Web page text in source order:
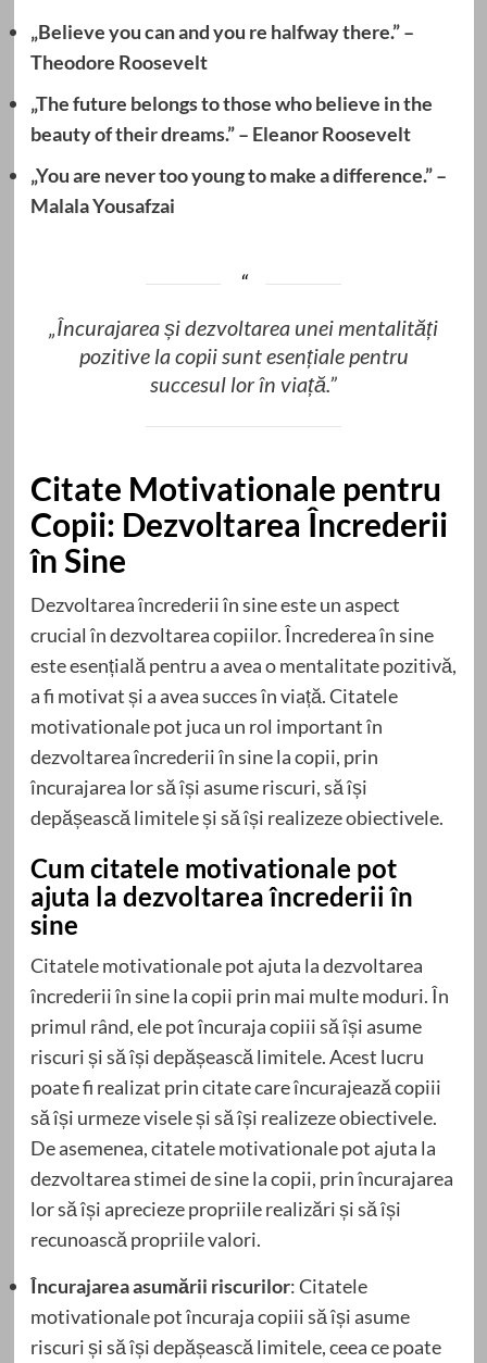
„Believe you can and you re halfway there.” –
Theodore Roosevelt
„The future belongs to those who believe in the
beauty of their dreams.” – Eleanor Roosevelt
„You are never too young to make a difference.” –
Malala Yousafzai
„Încurajarea și dezvoltarea unei mentalități
pozitive la copii sunt esențiale pentru
succesul lor în viață.”
Citate Motivationale pentru
Copii: Dezvoltarea Încrederii
în Sine
Dezvoltarea încrederii în sine este un aspect
crucial în dezvoltarea copiilor. Încrederea în sine
este esențială pentru a avea o mentalitate pozitivă,
a fi motivat și a avea succes în viață. Citatele
motivationale pot juca un rol important în
dezvoltarea încrederii în sine la copii, prin
încurajarea lor să își asume riscuri, să își
depășească limitele și să își realizeze obiectivele.
Cum citatele motivationale pot
ajuta la dezvoltarea încrederii în
sine
Citatele motivationale pot ajuta la dezvoltarea
încrederii în sine la copii prin mai multe moduri. În
primul rând, ele pot încuraja copiii să își asume
riscuri și să își depășească limitele. Acest lucru
poate fi realizat prin citate care încurajează copiii
să își urmeze visele și să își realizeze obiectivele.
De asemenea, citatele motivationale pot ajuta la
dezvoltarea stimei de sine la copii, prin încurajarea
lor să își aprecieze propriile realizări și să își
recunoască propriile valori.
Încurajarea asumării riscurilor: Citatele
motivationale pot încuraja copiii să își asume
riscuri și să își depășească limitele, ceea ce poate